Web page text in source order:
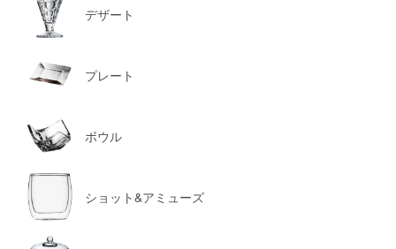
デザート
プレート
ボウル
ショット&アミューズ